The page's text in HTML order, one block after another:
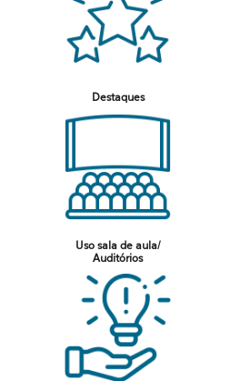
Destaques
Uso sala de aula/
Auditórios